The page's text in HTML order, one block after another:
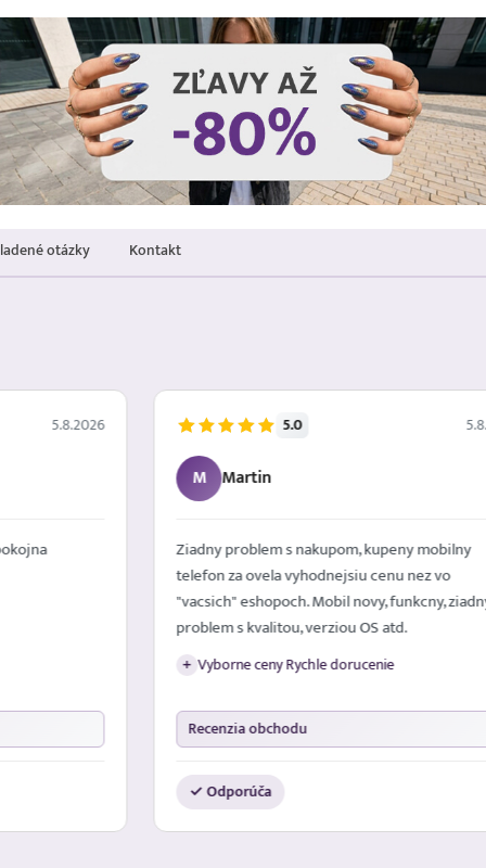
otázky Kontakt
5.8.2026 5.0
M Martin
Ziadny problem s nakupom, kupeny mobilny
telefon za ovela vyhodnejsiu cenu nez vo
"vacsich" eshopoch. Mobil novy, funkcny,
problem s kvalitou, verziou OS atd.
+ Vyborne ceny Rychle dorucenie
Recenzia obchodu
✓ Odporúča